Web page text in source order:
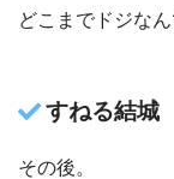
どこまでドジなん
すねる結城
その後。